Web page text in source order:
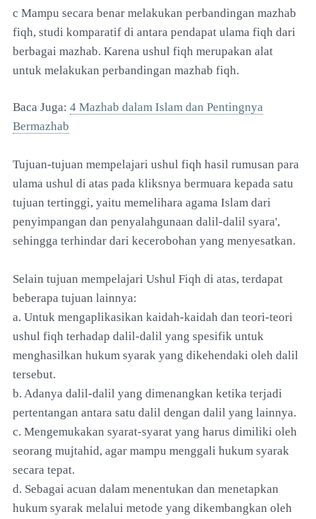
c Mampu secara benar melakukan perbandingan mazhab
fiqh, studi komparatif di antara pendapat ulama fiqh dari
berbagai mazhab. Karena ushul fiqh merupakan alat
untuk melakukan perbandingan mazhab fiqh.
Baca Juga: 4 Mazhab dalam Islam dan Pentingnya
Bermazhab
Tujuan-tujuan mempelajari ushul fiqh hasil rumusan para
ulama ushul di atas pada kliksnya bermuara kepada satu
tujuan tertinggi, yaitu memelihara agama Islam dari
penyimpangan dan penyalahgunaan dalil-dalil syara',
sehingga terhindar dari kecerobohan yang menyesatkan.
Selain tujuan mempelajari Ushul Fiqh di atas, terdapat
beberapa tujuan lainnya:
a. Untuk mengaplikasikan kaidah-kaidah dan teori-teori
ushul fiqh terhadap dalil-dalil yang spesifik untuk
menghasilkan hukum syarak yang dikehendaki oleh dalil
tersebut.
b. Adanya dalil-dalil yang dimenangkan ketika terjadi
pertentangan antara satu dalil dengan dalil yang lainnya.
c. Mengemukakan syarat-syarat yang harus dimiliki oleh
seorang mujtahid, agar mampu menggali hukum syarak
secara tepat.
d. Sebagai acuan dalam menentukan dan menetapkan
hukum syarak melalui metode yang dikembangkan oleh